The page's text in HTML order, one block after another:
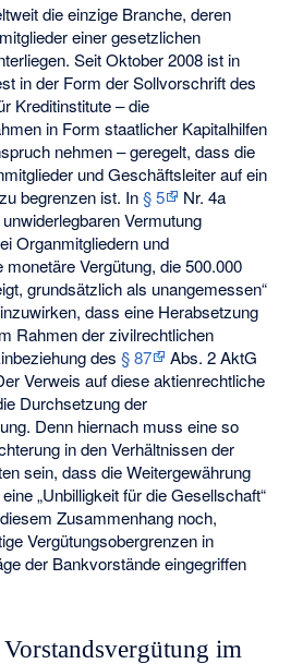
die einzige Branche, deren
einer gesetzlichen
Seit Oktober 2008 ist in
in der Form der Sollvorschrift des
Kreditinstitute – die
in Form staatlicher Kapitalhilfen
nehmen – geregelt, dass die
und Geschäftsleiter auf ein
begrenzen ist. In§ 5
Nr. 4a
Vermutung
Organmitgliedern und
monetäre Vergütung, die 500.000
grundsätzlich als unangemessen“
dass eine Herabsetzung
Rahmen der zivilrechtlichen
des§ 87
Abs. 2 AktG
Verweis auf diese aktienrechtliche
Durchsetzung der
Denn hiernach muss eine so
in den Verhältnissen der
sein, dass die Weitergewährung
„Unbilligkeit für die Gesellschaft“
Zusammenhang noch,
Vergütungsobergrenzen in
der Bankvorstände eingegriffen
im